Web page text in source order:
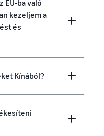
EU-ba való
kezeljem a
és
Kínából?